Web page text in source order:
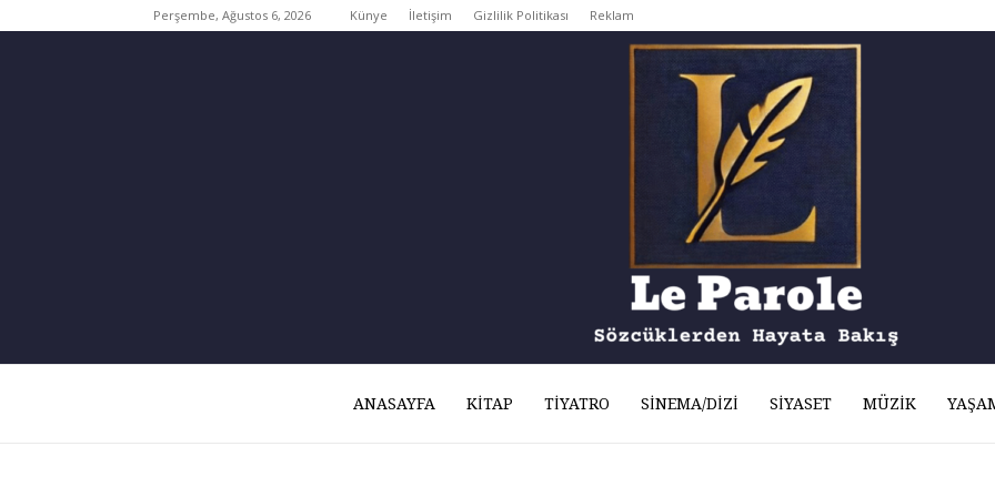
Perşembe, Ağustos 6, 2026 Künye İletişim Gizlilik Politikası Reklam
ANASAYFA KITAP TIYATRO SINEMA/DIZI SIYASET MÜZIK